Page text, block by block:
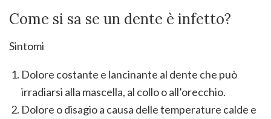
Come si sa se un dente è infetto?
Sintomi
Dolore costante e lancinante al dente che può
irradiarsi alla mascella, al collo o all’orecchio.
Dolore o disagio a causa delle temperature calde e